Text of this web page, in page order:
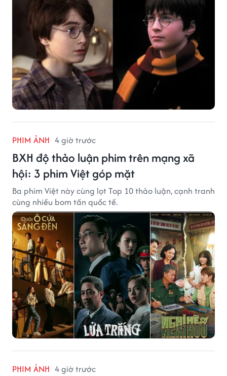
PHIM ẢNH 4 giờ trước
BXH độ thảo luận phim trên mạng xã
hội: 3 phim Việt góp mặt
Ba phim Việt này cùng lọt Top 10 thảo luận, cạnh tranh
cùng nhiều bom tấn quốc tế.
PHIM ẢNH 4 giờ trước